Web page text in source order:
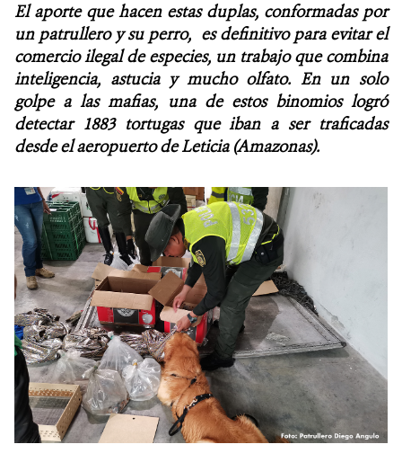
NOTICIAS
WCS VISUAL
PUBLICACIONES
ALIADOS Y ALIANZAS
INFORME ANUAL WCS
MECANISMO DE ATENCIÓN DE QUEJAS Y RECLAMOS
DONA
El aporte que hacen estas duplas, conformadas por
un patrullero y su perro, es definitivo para evitar el
comercio ilegal de especies, un trabajo que combina
inteligencia, astucia y mucho olfato. En un solo
golpe a las mafias, una de estos binomios logró
detectar 1883 tortugas que iban a ser traficadas
desde el aeropuerto de Leticia (Amazonas).